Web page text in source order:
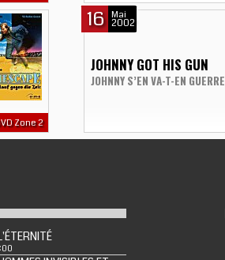
Zone 2
16 Mai
2002
JOHNNY GOT HIS GUN
JOHNNY S’EN VA-T-EN GUERRE